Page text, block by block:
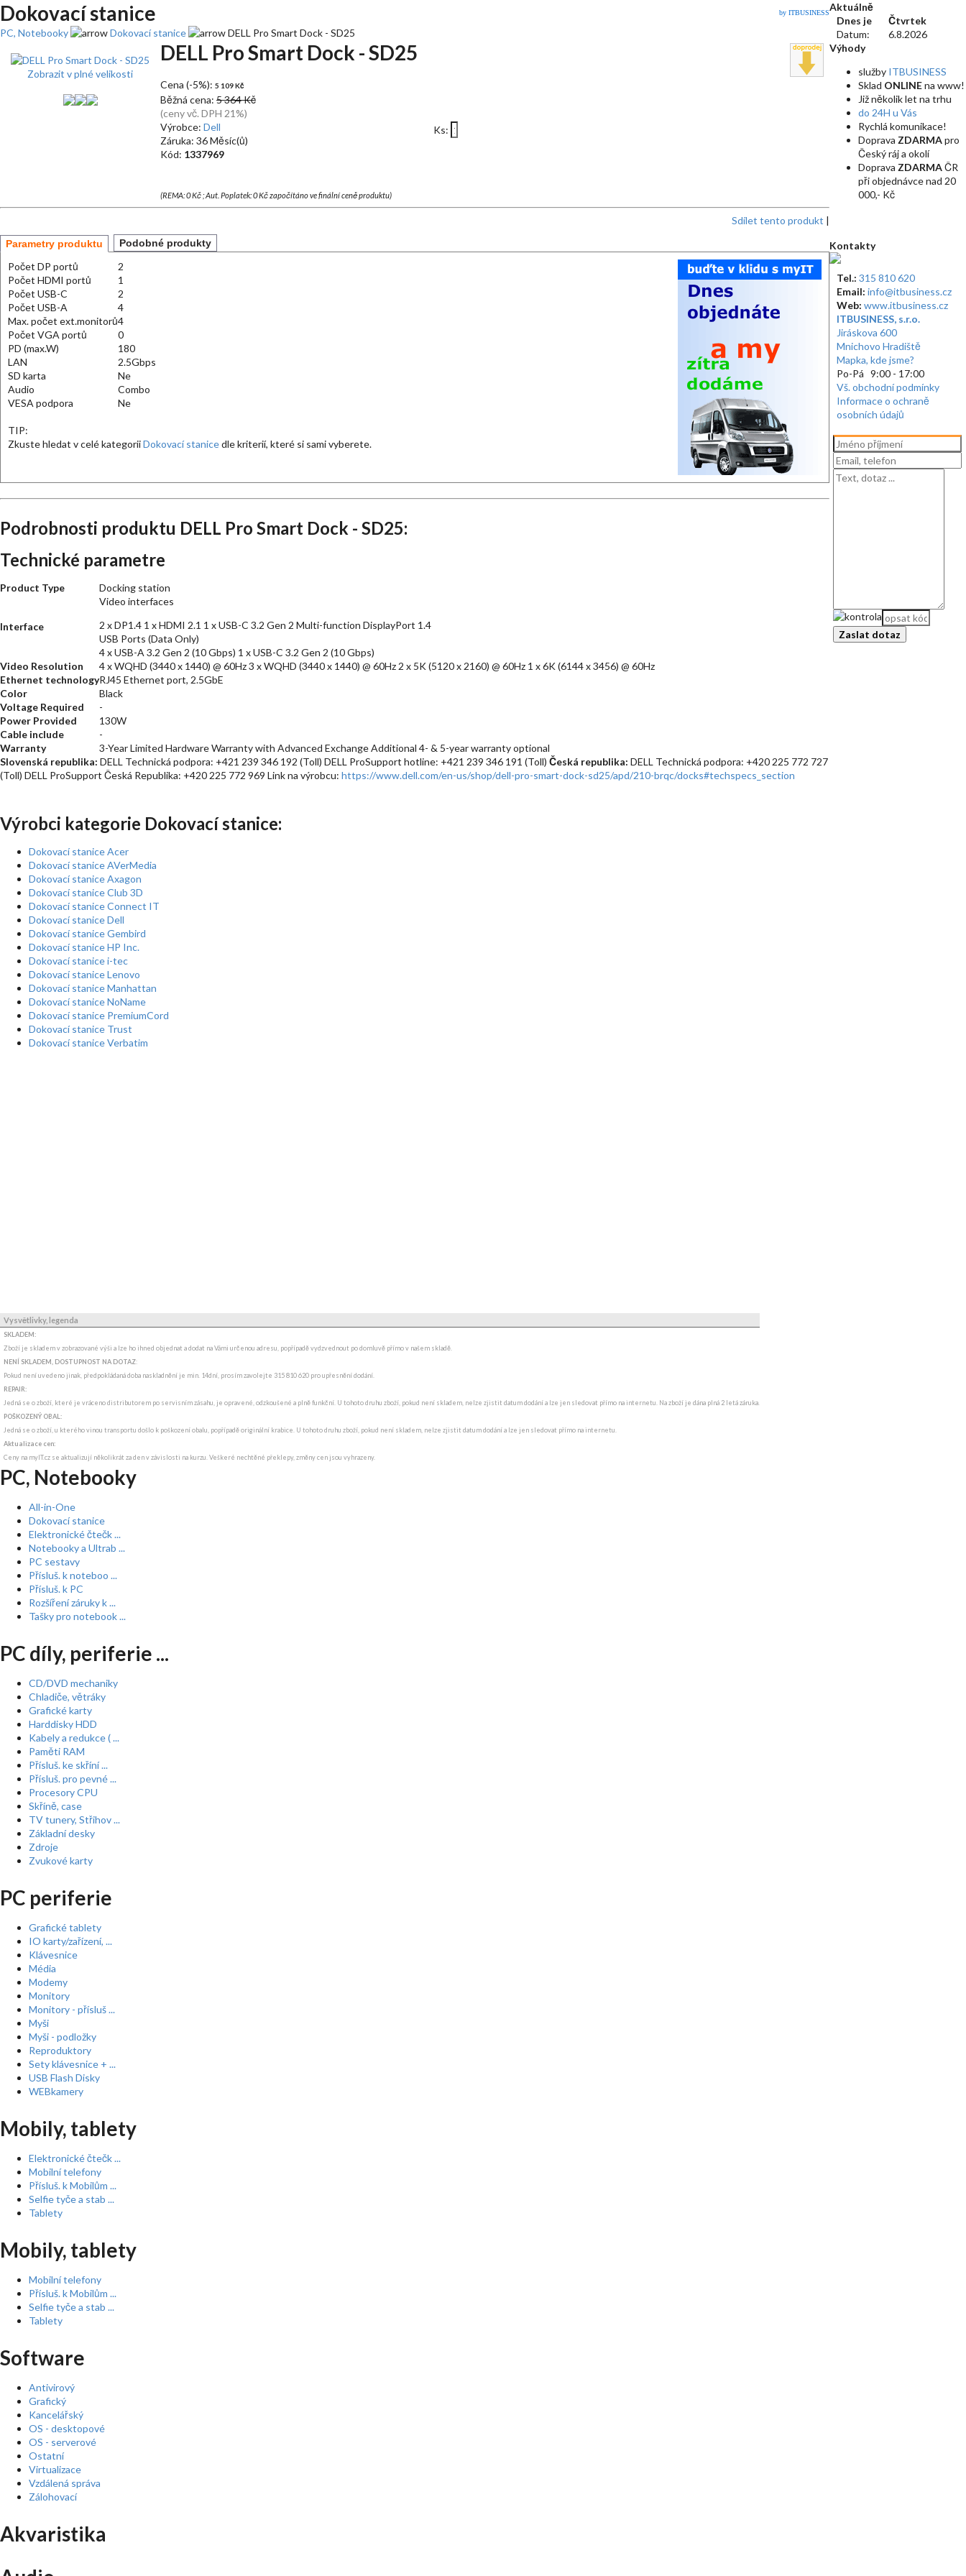
Dokovací stanice by ITBUSINESS
PC, Notebooky Dokovací stanice DELL Pro Smart Dock - SD25
Zobrazit v plné velikosti
DELL Pro Smart Dock - SD25
Cena (-5%): 5 109 Kč
Běžná cena: 5 364 Kč
(ceny vč. DPH 21%)
Ks:
Výrobce: Dell
Záruka: 36 Měsíc(ů)
Kód: 1337969
(REMA: 0 Kč ; Aut. Poplatek: 0 Kč započítáno ve finální ceně produktu)
Sdílet tento produkt |
Parametry produktu Podobné produkty
Počet DP portů
2
Počet HDMI portů
1
Počet USB-C
2
Počet USB-A
4
Max. počet ext.monitorů4
Počet VGA portů
0
PD (max.W)
180
LAN
2.5Gbps
SD karta
Ne
Audio
Combo
VESA podpora
Ne
TIP:
Zkuste hledat v celé kategoriiDokovací stanicedle kriterií, které si sami vyberete.
Podrobnosti produktu DELL Pro Smart Dock - SD25:
Technické parametre
Product Type Docking station
Interface
Video interfaces
2 x DP1.4 1 x HDMI 2.1 1 x USB-C 3.2 Gen 2 Multi-function DisplayPort 1.4
USB Ports (Data Only)
4 x USB-A 3.2 Gen 2 (10 Gbps) 1 x USB-C 3.2 Gen 2 (10 Gbps)
Video Resolution
4 x WQHD (3440 x 1440) @ 60Hz 3 x WQHD (3440 x 1440) @ 60Hz 2 x 5K (5120 x 2160) @ 60Hz 1 x 6K (6144 x 3456) @ 60Hz
Ethernet technologyRJ45 Ethernet port, 2.5GbE
Color
Black
Voltage Required
-
Power Provided
130W
Cable include
-
Warranty
3-Year Limited Hardware Warranty with Advanced Exchange Additional 4- & 5-year warranty optional
Slovenská republika: DELL Technická podpora: +421 239 346 192 (Toll) DELL ProSupport hotline: +421 239 346 191 (Toll) Česká republika: DELL Technická podpora: +420 225 772 727
(Toll) DELL ProSupport Česká Republika: +420 225 772 969 Link na výrobcu: https://www.dell.com/en-us/shop/dell-pro-smart-dock-sd25/apd/210-brqc/docks#techspecs_section
Výrobci kategorie Dokovací stanice:
Dokovací stanice Acer
Dokovací stanice AVerMedia
Dokovací stanice Axagon
Dokovací stanice Club 3D
Dokovací stanice Connect IT
Dokovací stanice Dell
Dokovací stanice Gembird
Dokovací stanice HP Inc.
Dokovací stanice i-tec
Dokovací stanice Lenovo
Dokovací stanice Manhattan
Dokovací stanice NoName
Dokovací stanice PremiumCord
Dokovací stanice Trust
Dokovací stanice Verbatim
Vysvětlivky, legenda
SKLADEM:
Zboží je skladem v zobrazované výši a lze ho ihned objednat a dodat na Vámi určenou adresu, popřípadě vydzvednout po domluvě přímo v našem skladě.
NENÍ SKLADEM, DOSTUPNOST NA DOTAZ:
Pokud není uvedeno jinak, předpokládaná doba naskladnění je min. 14dní, prosím zavolejte 315 810 620 pro upřesnění dodání.
REPAIR:
Jedná se o zboží, které je vráceno distributorem po servisním zásahu, je opravené, odzkoušené a plně funkční. U tohoto druhu zboží, pokud není skladem, nelze zjistit datum dodání a lze jen sledovat přímo na internetu. Na zboží je dána plná 2 letá záruka.
POŠKOZENÝ OBAL:
Jedná se o zboží, u kterého vinou transportu došlo k poškození obalu, popřípadě originální krabice. U tohoto druhu zboží, pokud není skladem, nelze zjistit datum dodání a lze jen sledovat přímo na internetu.
Aktualizace cen:
Ceny na myIT.cz se aktualizují několikrát za den v závislosti na kurzu. Veškeré nechtěné překlepy, změny cen jsou vyhrazeny.
Aktuálně
Dnes je
Čtvrtek
Datum:
6.8.2026
Výhody
služby ITBUSINESS
Sklad ONLINEna www!
Již několik let na trhu
do 24H u Vás
Rychlá komunikace!
Doprava ZDARMApro
Český ráj a okolí
Doprava ZDARMAČR
při objednávce nad 20
000,- Kč
Kontakty
Tel.: 315 810 620
Email: info@itbusiness.cz
Web: www.itbusiness.cz
ITBUSINESS, s.r.o.
Jiráskova 600
Mnichovo Hradiště
Mapka, kde jsme?
Po-Pá 9:00 - 17:00
Vš. obchodní podmínky
Informace o ochraně
osobních údajů
PC, Notebooky
All-in-One
Dokovací stanice
Elektronické čtečk ...
Notebooky a Ultrab ...
PC sestavy
Přísluš. k noteboo ...
Přísluš. k PC
Rozšíření záruky k ...
Tašky pro notebook ...
PC díly, periferie ...
CD/DVD mechaniky
Chladiče, větráky
Grafické karty
Harddisky HDD
Kabely a redukce ( ...
Paměti RAM
Přísluš. ke skříní ...
Přísluš. pro pevné ...
Procesory CPU
Skříně, case
TV tunery, Střihov ...
Základní desky
Zdroje
Zvukové karty
PC periferie
Grafické tablety
IO karty/zařízení, ...
Klávesnice
Média
Modemy
Monitory
Monitory - přísluš ...
Myši
Myši - podložky
Reproduktory
Sety klávesnice + ...
USB Flash Disky
WEBkamery
Mobily, tablety
Elektronické čtečk ...
Mobilní telefony
Přísluš. k Mobilům ...
Selfie tyče a stab ...
Tablety
Mobily, tablety
Mobilní telefony
Přísluš. k Mobilům ...
Selfie tyče a stab ...
Tablety
Software
Antivirový
Grafický
Kancelářský
OS - desktopové
OS - serverové
Ostatní
Virtualizace
Vzdálená správa
Zálohovací
Akvaristika